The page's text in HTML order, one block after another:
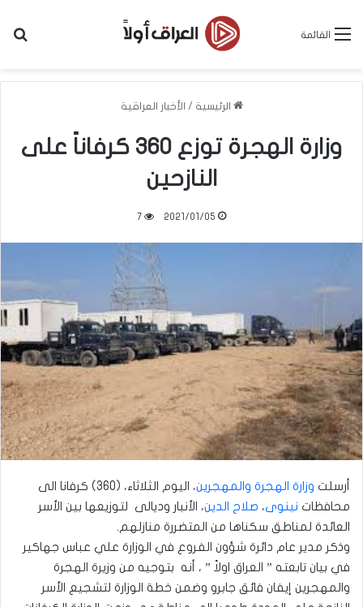
القائمة
الرئيسية / الأخبار العراقية
وزارة الهجرة توزع 360 كرفاناً على
النازحين
2021/01/05
7
أرسلت وزارة الهجرة والمهجرين
، اليوم الثلاثاء، (360) كرفانا الى
محافظات نينوى، صلاح الدين، الأنبار وديالى لتوزيعها بين الأسر
العائدة لمناطق سكناها من المتضررة منازلهم.
وذكر مدير عام دائرة شؤون الفروع في الوزارة علي عباس جهاكير
في بيان تابعته ” العراق اولاً ” ، أنه بتوجيه من وزيرة الهجرة
والمهجرين إيفان فائق جابرو وضمن خطة الوزارة لتشجيع الأسر